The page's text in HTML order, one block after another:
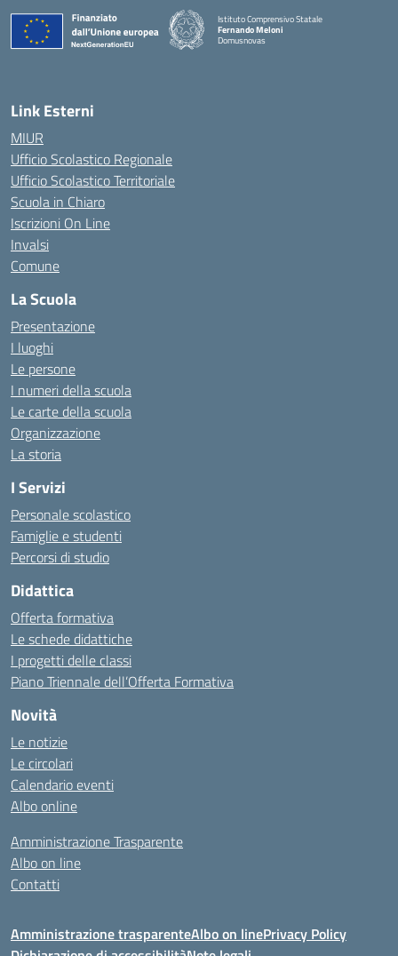
Istituto Comprensivo Statale
Fernando Meloni
Domusnovas
Link Esterni
MIUR
Ufficio Scolastico Regionale
Ufficio Scolastico Territoriale
Scuola in Chiaro
Iscrizioni On Line
Invalsi
Comune
La Scuola
Presentazione
I luoghi
Le persone
I numeri della scuola
Le carte della scuola
Organizzazione
La storia
I Servizi
Personale scolastico
Famiglie e studenti
Percorsi di studio
Didattica
Offerta formativa
Le schede didattiche
I progetti delle classi
Piano Triennale dell’Offerta Formativa
Novità
Le notizie
Le circolari
Calendario eventi
Albo online
Amministrazione Trasparente
Albo on line
Contatti
Amministrazione trasparenteAlbo on linePrivacy Policy